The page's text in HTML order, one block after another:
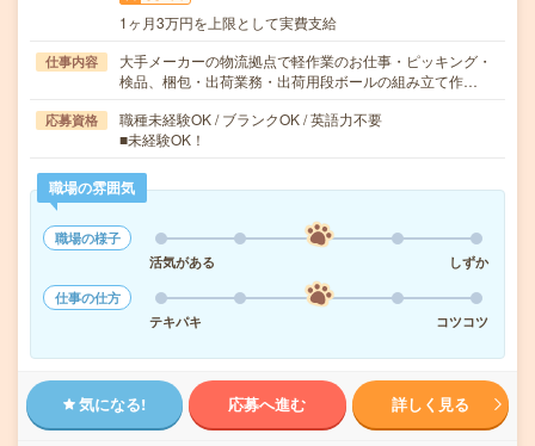
1ヶ月3万円を上限として実費支給
仕事内容
大手メーカーの物流拠点で軽作業のお仕事・ピッキング・
検品、梱包・出荷業務・出荷用段ボールの組み立て作…
応募資格
職種未経験OK / ブランクOK / 英語力不要
■未経験OK！
職場の雰囲気
職場の様子
活気がある
しずか
仕事の仕方
テキパキ
コツコツ
気になる! 応募へ進む 詳しく見る